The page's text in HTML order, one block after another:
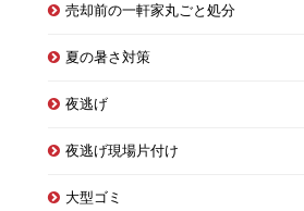
売却前の一軒家丸ごと処分
夏の暑さ対策
夜逃げ
夜逃げ現場片付け
大型ゴミ